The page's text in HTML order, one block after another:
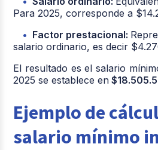
Para 2025, corresponde a
Factor prestacional:
salario ordinario, es decir
El resultado es el salario
2025 se establece en
Ejemplo de
salario mínimo